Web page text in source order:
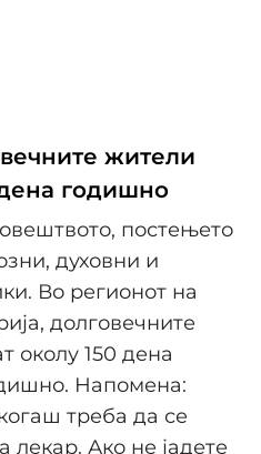
жители
годишно
постењето
духовни и
Во регионот на
долговечните
околу 150 дена
Напомена:
треба да се
Ако не јадете